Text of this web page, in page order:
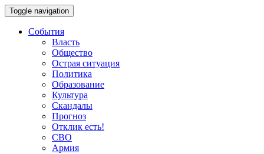
Toggle navigation
События
Власть
Общество
Острая ситуация
Политика
Образование
Культура
Скандалы
Прогноз
Отклик есть!
СВО
Армия